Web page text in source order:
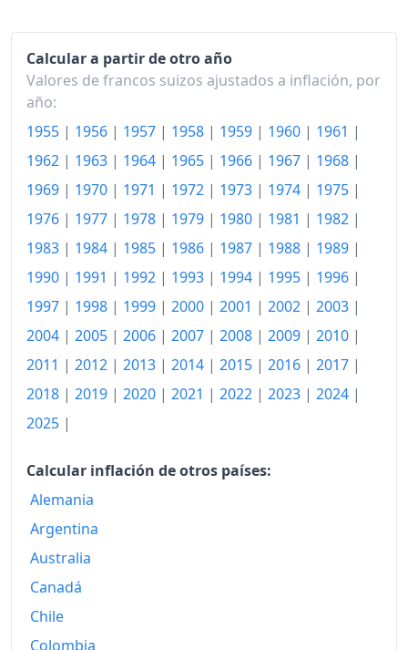
2005
126.42
2006
127.76
2007
128.70
2008
131.82
131.18
2010
132.09
2011
132.39
2012
131.48
2014
2016
2017
2018
2019
2020
Calcular a partir de otro año
Valores de francos suizos ajustados a inflación, por
año:
1955 | 1956 | 1957 | 1958 | 1959 | 1960 | 1961 |
1962 | 1963 | 1964 | 1965 | 1966 | 1967 | 1968 |
1969 | 1970 | 1971 | 1972 | 1973 | 1974 | 1975 |
1976 | 1977 | 1978 | 1979 | 1980 | 1981 | 1982 |
1983 | 1984 | 1985 | 1986 | 1987 | 1988 | 1989 |
1990 | 1991 | 1992 | 1993 | 1994 | 1995 | 1996 |
1997 | 1998 | 1999 | 2000 | 2001 | 2002 | 2003 |
2004 | 2005 | 2006 | 2007 | 2008 | 2009 | 2010 |
2011 | 2012 | 2013 | 2014 | 2015 | 2016 | 2017 |
2018 | 2019 | 2020 | 2021 | 2022 | 2023 | 2024 |
2025 |
Calcular inflación de otros países:
Alemania
Argentina
Australia
Canadá
Chile
Colombia